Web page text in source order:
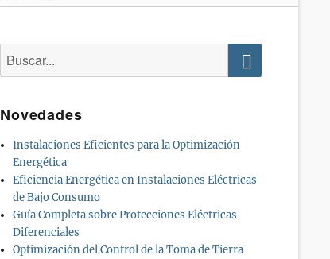
Novedades
Instalaciones Eficientes para la Optimización
Energética
Eficiencia Energética en Instalaciones Eléctricas
de Bajo Consumo
Guía Completa sobre Protecciones Eléctricas
Diferenciales
Optimización del Control de la Toma de Tierra